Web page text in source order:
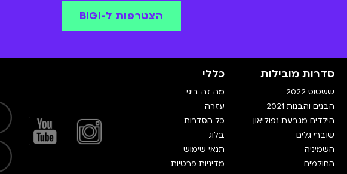
הצטרפות ל-BIGI
סדרות מובילות
ששטוס 2022
הבנים והבנות 2021
הילדים מגבעת נפוליאון
שוברי גלים
השמיניה
החולמים
כללי
מה זה ביגי
עזרה
כל הסדרות
בלוג
תנאי שימוש
מדיניות פרטיות